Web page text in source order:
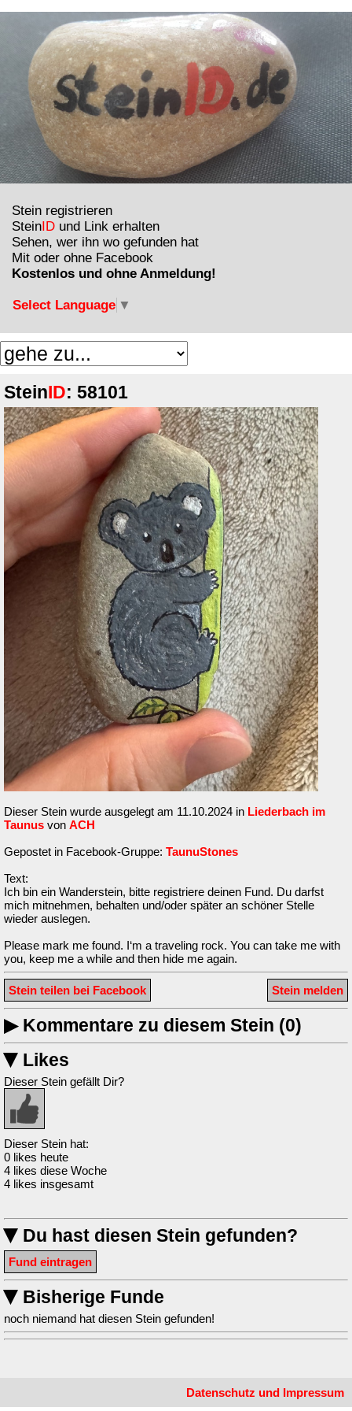
Stein registrieren
Stein ID und Link erhalten
Sehen, wer ihn wo gefunden hat
Mit oder ohne Facebook
Kostenlos und ohne Anmeldung!
Select Language ▼
Stein ID: 58101
Dieser Stein wurde ausgelegt am 11.10.2024 in Liederbach im
Taunus von ACH
Gepostet in Facebook-Gruppe: TaunuStones
Text:
Ich bin ein Wanderstein, bitte registriere deinen Fund. Du darfst
mich mitnehmen, behalten und/oder später an schöner Stelle
wieder auslegen.
Please mark me found. I‘m a traveling rock. You can take me with
you, keep me a while and then hide me again.
Stein melden
Stein teilen bei Facebook
▶Kommentare zu diesem Stein (0)
▶ Likes
Dieser Stein gefällt Dir?
Dieser Stein hat:
0 likes heute
4 likes diese Woche
4 likes insgesamt
▶ Du hast diesen Stein gefunden?
Fund eintragen
▶ Bisherige Funde
noch niemand hat diesen Stein gefunden!
Datenschutz und Impressum